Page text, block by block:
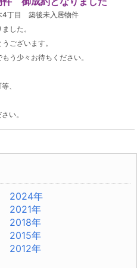
4丁目 築後未入居物件
ました。
ございます。
う少々お待ちください。
、
い。
2024年
2021年
2018年
2015年
2012年